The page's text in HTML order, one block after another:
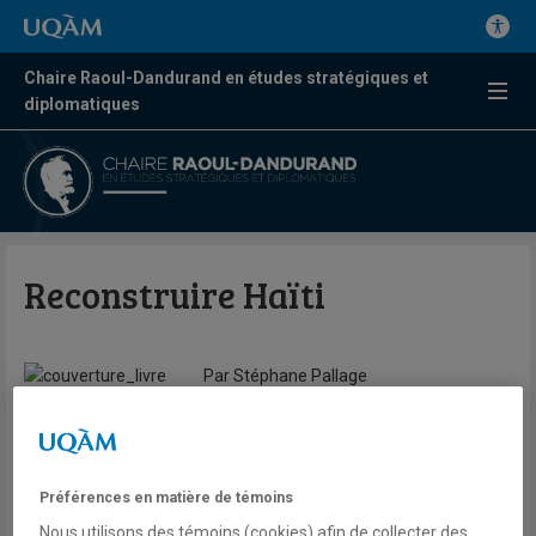
Chaire Raoul-Dandurand en études stratégiques et
diplomatiques
Reconstruire Haïti
Par Stéphane Pallage
diplomatiques-UQAM
Préférences en matière de témoins
Nous utilisons des témoins (cookies) afin de collecter des